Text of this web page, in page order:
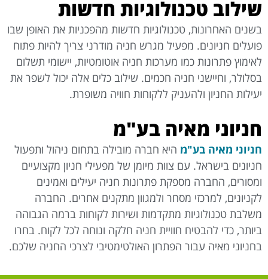
שילוב טכנולוגיות חדשות
בשנים האחרונות, טכנולוגיות חדשות מהפכניות את האופן שבו
פועלים חניונים. מפעיל מגרש חניה מודרני צריך להיות פתוח
לאימוץ פתרונות כמו מערכות חניה אוטומטיות, יישומי תשלום
בסלולר, וחיישני חניה חכמים. שילוב כלים אלה יכול לשפר את
יעילות החניון ולהעניק ללקוחות חוויה משופרת.
חניוני מאיה בע"מ
חניוני מאיה בע"מ היא חברה מובילה בתחום ניהול ותפעול
חניונים בישראל. עם צוות מיומן של מפעילי חניון מקצועיים
ומסורים, החברה מספקת פתרונות חניה יעילים ואמינים
לקניונים, למרכזי מסחר ולמגוון מתקנים אחרים. החברה
משלבת טכנולוגיות מתקדמות ושירות לקוחות ברמה הגבוהה
ביותר, כדי להבטיח חוויית חניה חלקה ונוחה לכל לקוח. בחרו
בחניוני מאיה עבור הפתרון האולטימטיבי לצרכי החניה שלכם.